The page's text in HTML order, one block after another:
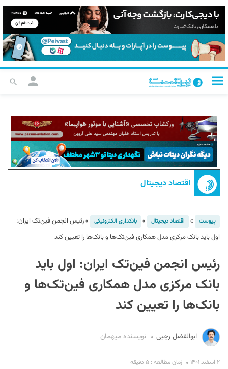
اقتصاد دیجیتال
پیوست » اقتصاد دیجیتال » بانکداری الکترونیکی »رئیس انجمن فین‌تک ایران:
اول باید بانک مرکزی مدل همکاری فین‌تک‌ها و بانک‌ها را تعیین کند
رئیس انجمن فین‌تک ایران: اول باید
بانک مرکزی مدل همکاری فین‌تک‌ها و
بانک‌ها را تعیین کند
ابوالفضل رجبی نویسنده میهمان
۲ اسفند ۱۴۰۱ زمان مطالعه : ۵ دقیقه